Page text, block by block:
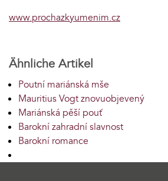
www.prochazkyumenim.cz
Ähnliche Artikel
Poutní mariánská mše
Mauritius Vogt znovuobjevený
Mariánská pěší pouť
Barokní zahradní slavnost
Barokní romance